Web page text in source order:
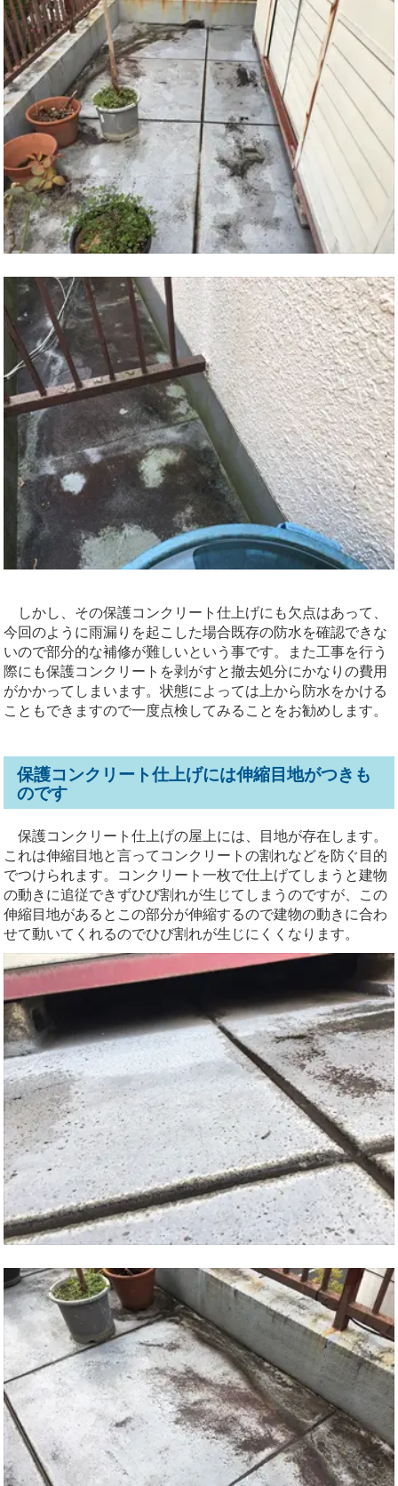
しかし、その保護コンクリート仕上げにも欠点はあって、
今回のように雨漏りを起こした場合既存の防水を確認できな
いので部分的な補修が難しいという事です。また工事を行う
際にも保護コンクリートを剥がすと撤去処分にかなりの費用
がかかってしまいます。状態によっては上から防水をかける
こともできますので一度点検してみることをお勧めします。
保護コンクリート仕上げには伸縮目地がつきも
のです
保護コンクリート仕上げの屋上には、目地が存在します。
これは伸縮目地と言ってコンクリートの割れなどを防ぐ目的
でつけられます。コンクリート一枚で仕上げてしまうと建物
の動きに追従できずひび割れが生じてしまうのですが、この
伸縮目地があるとこの部分が伸縮するので建物の動きに合わ
せて動いてくれるのでひび割れが生じにくくなります。